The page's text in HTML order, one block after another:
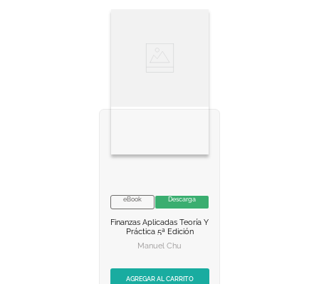
NO DISPONIBLE
AGREGAR AL
eBook Descarga
Finanzas Aplicadas Teoría Y
Práctica 5ª Edición
Manuel Chu
AGREGAR AL CARRITO